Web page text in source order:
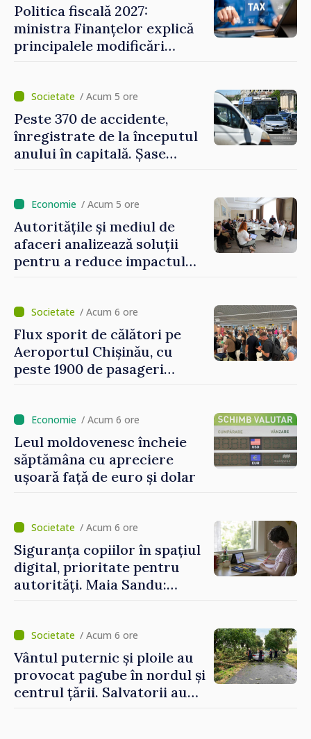
Politica fiscală 2027:
ministra Finanțelor explică
principalele modificări
locale și rutiere
/ Acum 5 ore
Peste 370 de accidente,
înregistrate de la începutul
anului în capitală. Șase
/ Acum 5 ore
Autoritățile și mediul de
afaceri analizează soluții
pentru a reduce impactul
/ Acum 6 ore
Flux sporit de călători pe
Aeroportul Chișinău, cu
peste 1900 de pasageri
/ Acum 6 ore
Leul moldovenesc încheie
săptămâna cu apreciere
ușoară față de euro și dolar
/ Acum 6 ore
Siguranța copiilor în spațiul
digital, prioritate pentru
autorități. Maia Sandu:
protejeze”/ Acum 6 ore
Vântul puternic și ploile au
provocat pagube în nordul și
centrul țării. Salvatorii au